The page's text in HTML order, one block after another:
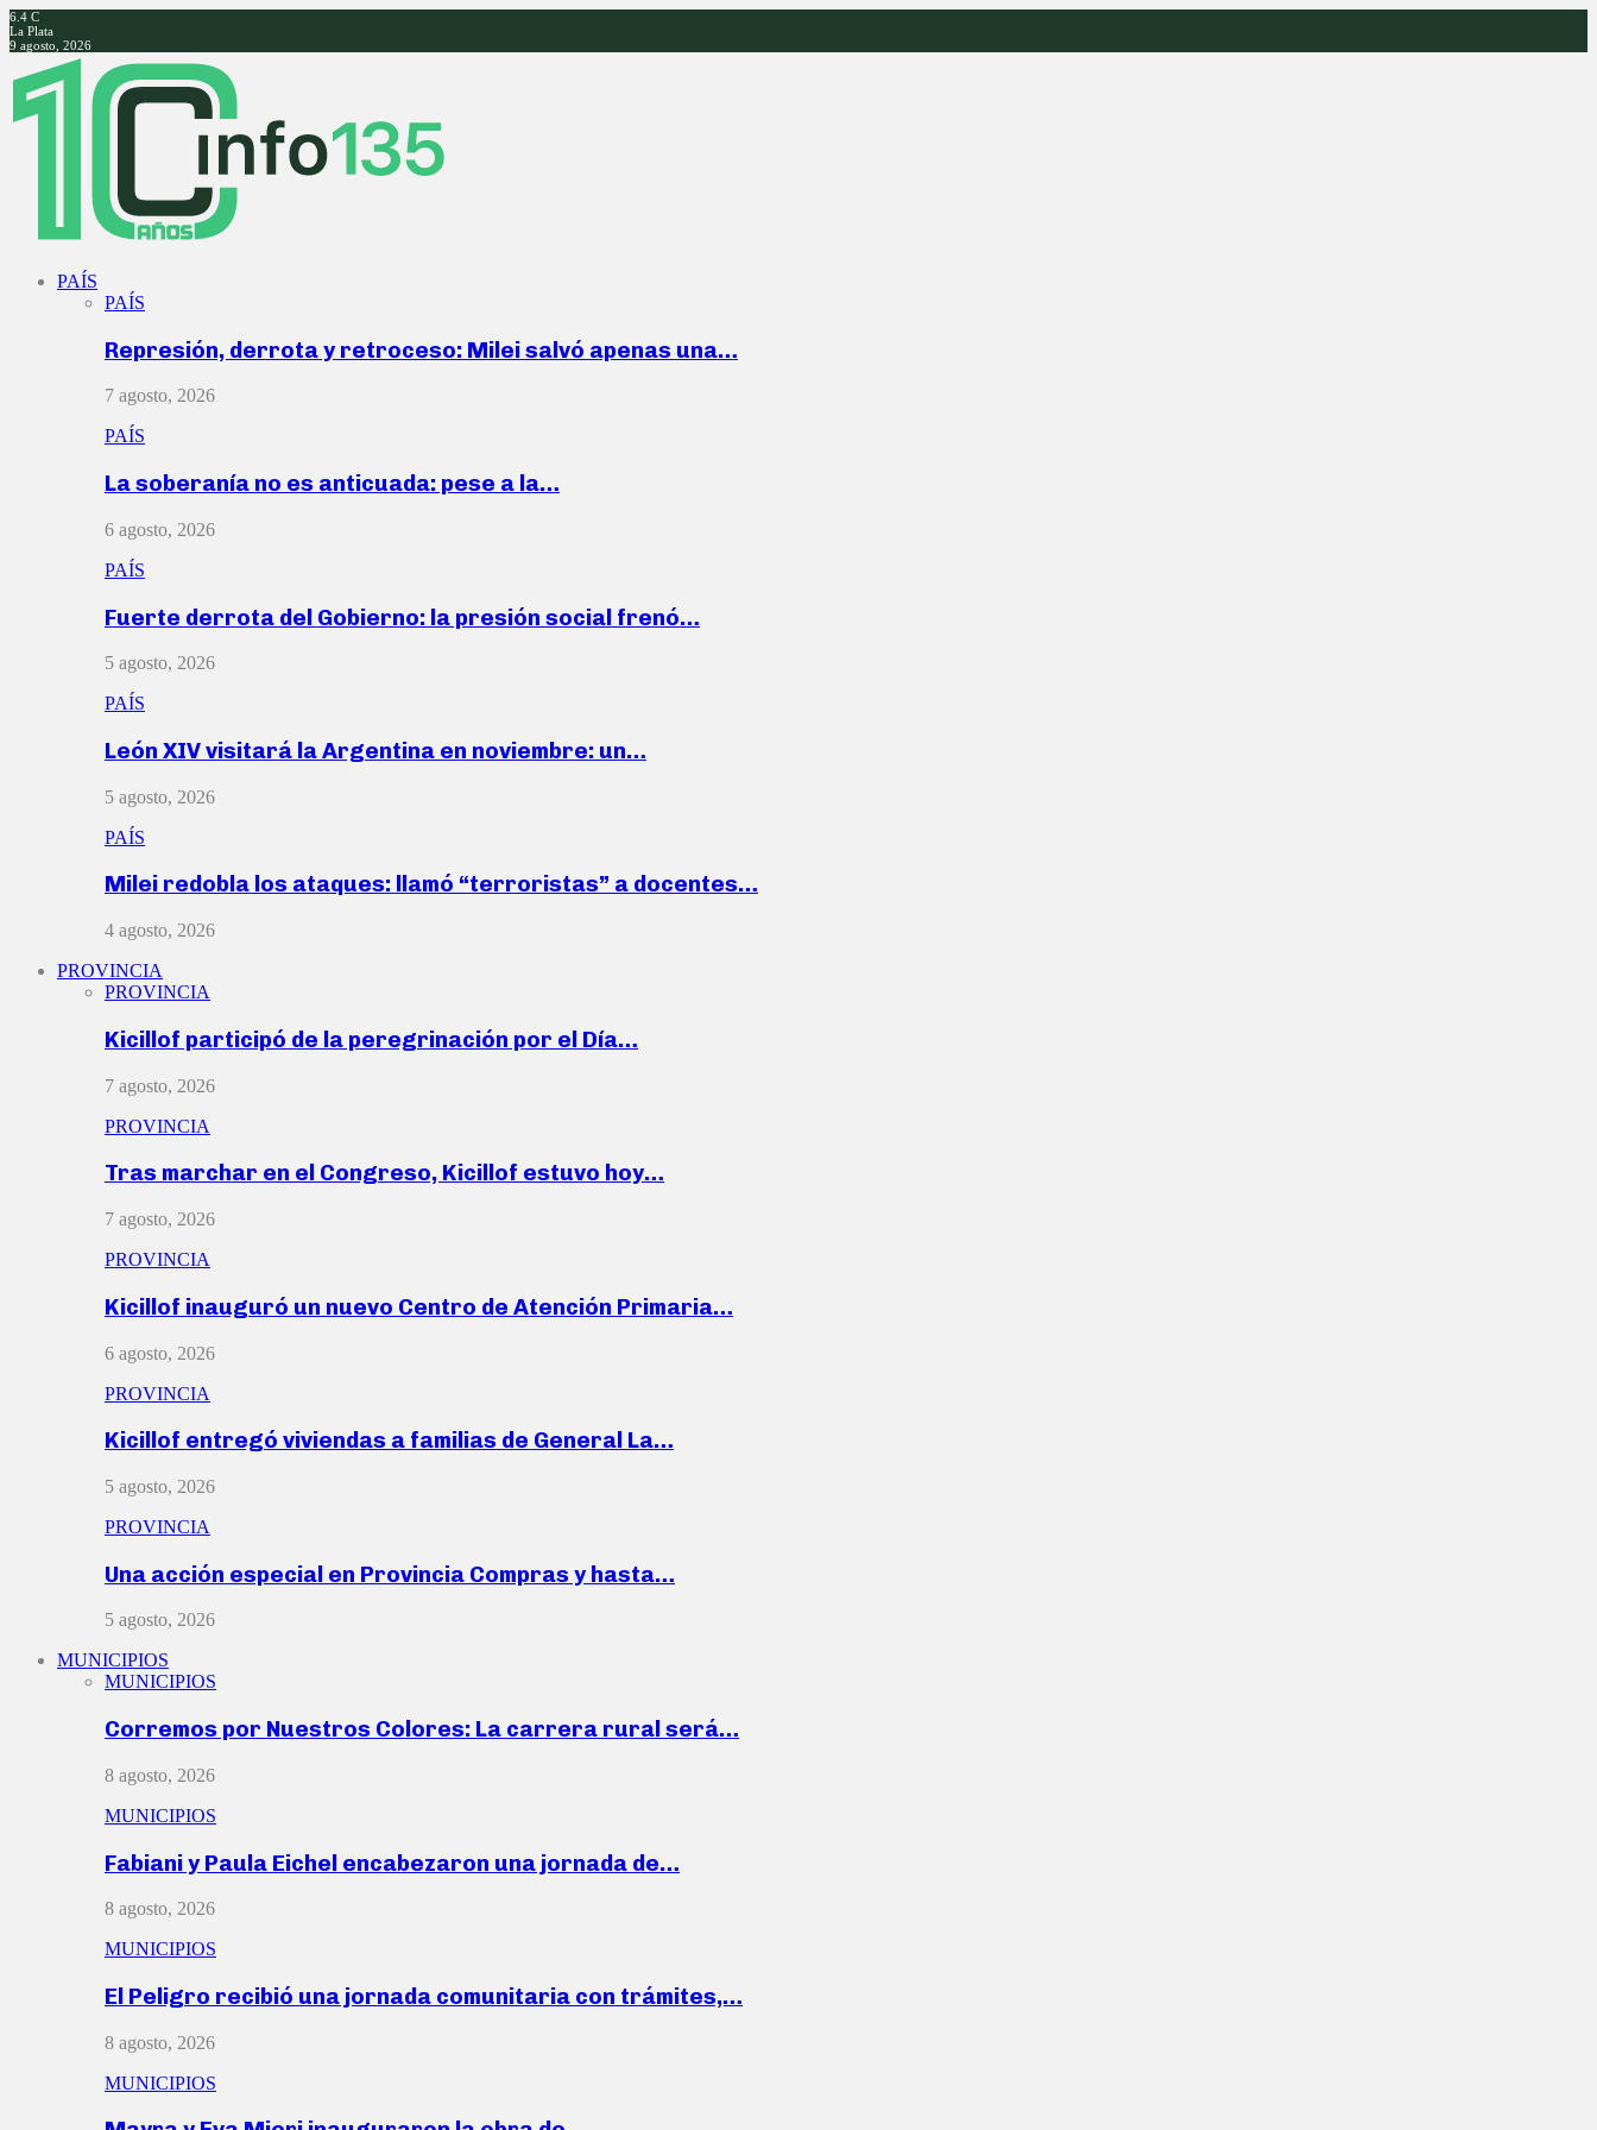
6.4 C
La Plata
9 agosto, 2026
Facebook
Twitter
Instagram
Youtube
PAÍS
PAÍS
Represión, derrota y retroceso: Milei salvó apenas una…
7 agosto, 2026
PAÍS
La soberanía no es anticuada: pese a la…
6 agosto, 2026
PAÍS
Fuerte derrota del Gobierno: la presión social frenó…
5 agosto, 2026
PAÍS
León XIV visitará la Argentina en noviembre: un…
5 agosto, 2026
PAÍS
Milei redobla los ataques: llamó “terroristas” a docentes…
4 agosto, 2026
PROVINCIA
PROVINCIA
Kicillof participó de la peregrinación por el Día…
7 agosto, 2026
PROVINCIA
Tras marchar en el Congreso, Kicillof estuvo hoy…
7 agosto, 2026
PROVINCIA
Kicillof inauguró un nuevo Centro de Atención Primaria…
6 agosto, 2026
PROVINCIA
Kicillof entregó viviendas a familias de General La…
5 agosto, 2026
PROVINCIA
Una acción especial en Provincia Compras y hasta…
5 agosto, 2026
MUNICIPIOS
MUNICIPIOS
Corremos por Nuestros Colores: La carrera rural será…
8 agosto, 2026
MUNICIPIOS
Fabiani y Paula Eichel encabezaron una jornada de…
8 agosto, 2026
MUNICIPIOS
El Peligro recibió una jornada comunitaria con trámites,…
8 agosto, 2026
MUNICIPIOS